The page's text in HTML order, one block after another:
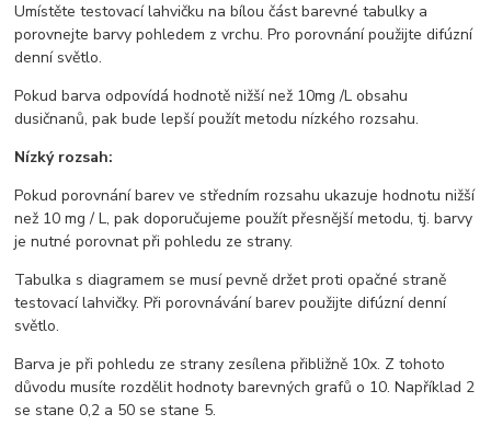
Umístěte testovací lahvičku na bílou část barevné tabulky a
porovnejte barvy pohledem z vrchu. Pro porovnání použijte difúzní
denní světlo.
Pokud barva odpovídá hodnotě nižší než 10mg /L obsahu
dusičnanů, pak bude lepší použít metodu nízkého rozsahu.
Nízký rozsah:
Pokud porovnání barev ve středním rozsahu ukazuje hodnotu nižší
než 10 mg / L, pak doporučujeme použít přesnější metodu, tj. barvy
je nutné porovnat při pohledu ze strany.
Tabulka s diagramem se musí pevně držet proti opačné straně
testovací lahvičky. Při porovnávání barev použijte difúzní denní
světlo.
Barva je při pohledu ze strany zesílena přibližně 10x. Z tohoto
důvodu musíte rozdělit hodnoty barevných grafů o 10. Například 2
se stane 0,2 a 50 se stane 5.